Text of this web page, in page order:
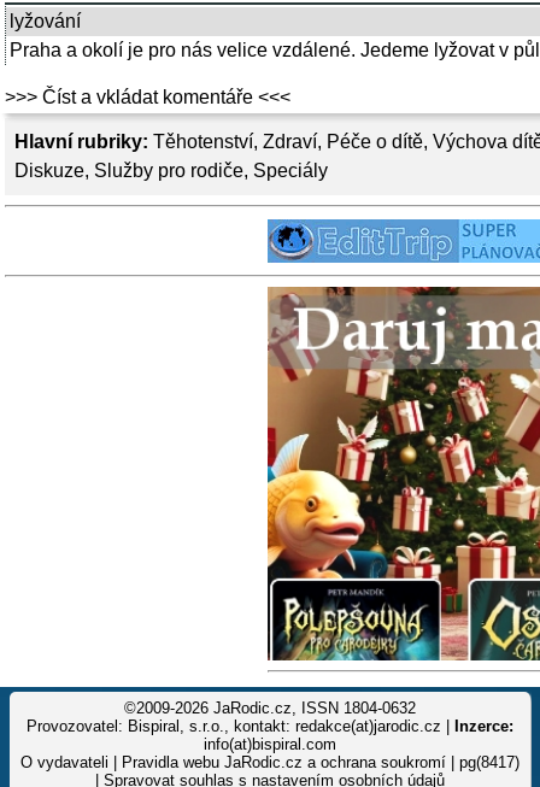
Hlavní rubriky: Těhotenství, Zdraví, Péče o dítě, Výchova
Diskuze, Služby pro rodiče, Speciály
lyžování
Praha a okolí je pro nás velice vzdálené. Jedeme lyžovat v
>>> Číst a vkládat komentáře <<<
©2009-2026 JaRodic.cz, ISSN 1804-0632
Provozovatel: Bispiral, s.r.o., kontakt: redakce(at)jarodic.cz |
Inzerce:
info(at)bispiral.com
O vydavateli
Pravidla webu JaRodic.cz a ochrana soukromí | pg(8417)
Spravovat souhlas s nastavením osobních údajů